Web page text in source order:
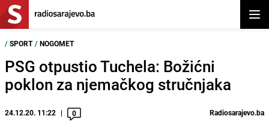
/ SPORT / NOGOMET
PSG otpustio Tuchela: Božićni
poklon za njemačkog stručnjaka
24.12.20. 11:22 0 Radiosarajevo.ba